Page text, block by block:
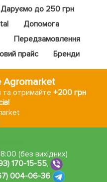
Даруємо до 250 грн
Допомога
Передзамовлення
прайс Бренди
Agromarket
та отримайте+200 грн
(без вихідних)
170-15-55,
004-06-36